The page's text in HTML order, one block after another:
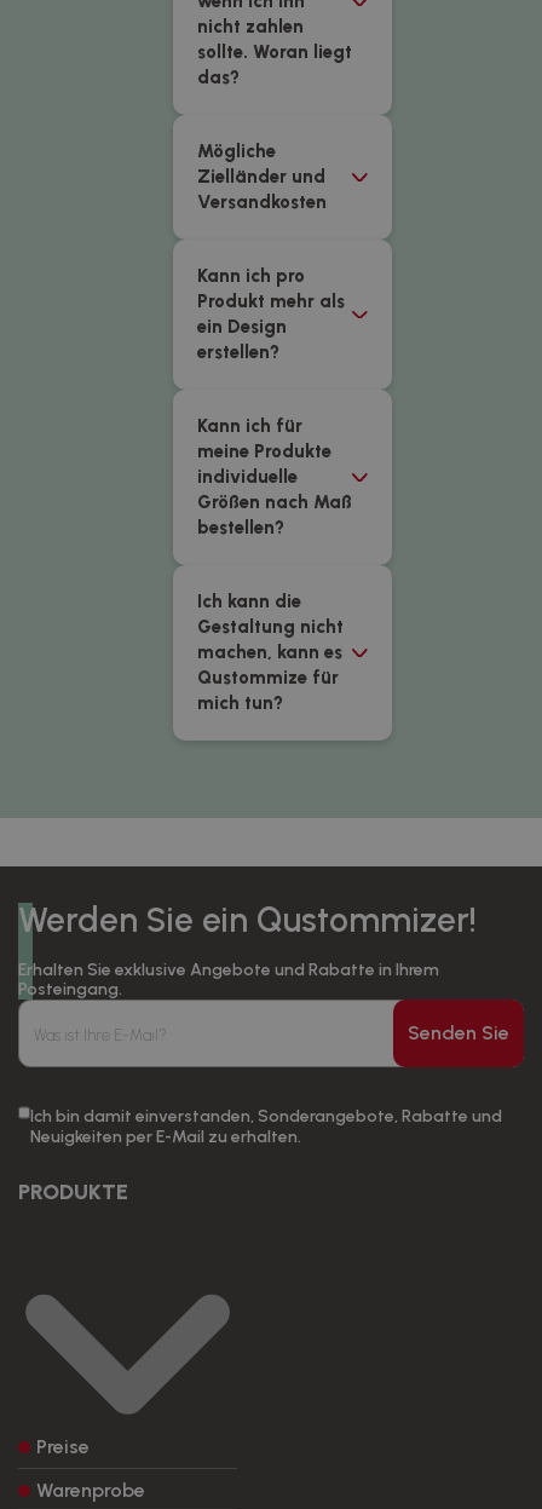
nicht zahlen
sollte. Woran liegt
das?
Mögliche
Zielländer und
Versandkosten
Kann ich pro
Produkt mehr als
ein Design
erstellen?
Kann ich für
meine Produkte
individuelle
Größen nach Maß
bestellen?
Ich kann die
Gestaltung nicht
machen, kann es
Qustommize für
mich tun?
Werden Sie ein Qustommizer!
Erhalten Sie exklusive Angebote und Rabatte in Ihrem
Posteingang.
Senden Sie
Ich bin damit einverstanden, Sonderangebote, Rabatte und
Neuigkeiten per E-Mail zu erhalten.
PRODUKTE
Preise
Warenprobe